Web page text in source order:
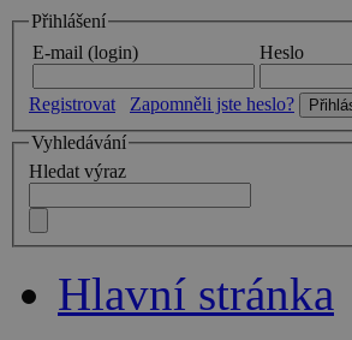
Přihlášení
E-mail (login)
Heslo
Registrovat
Zapomněli jste heslo?
Vyhledávání
Hledat výraz
Hlavní stránka